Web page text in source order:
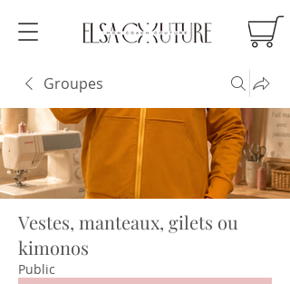
Groupes
Vestes, manteaux, gilets ou
kimonos
Public